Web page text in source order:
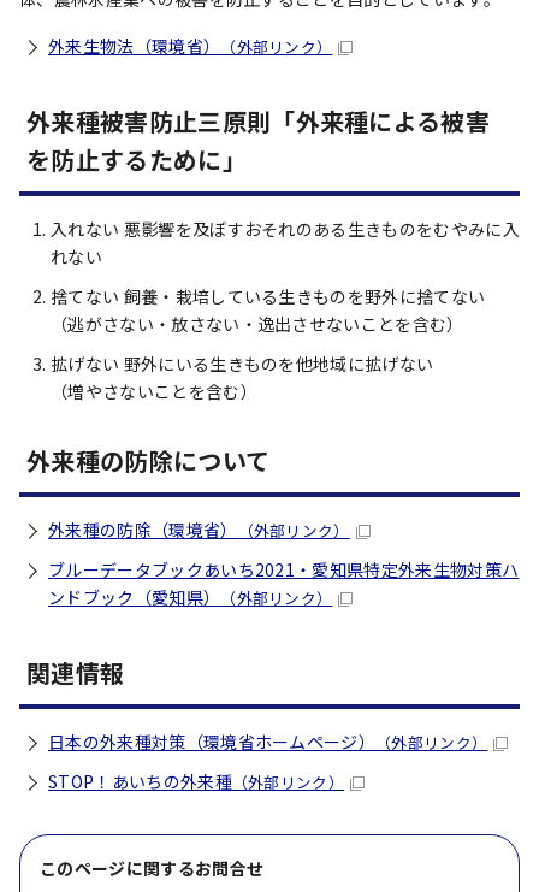
外来生物法（環境省）
（外部リンク）
外来種被害防止三原則「外来種による被害
を防止するために」
入れない 悪影響を及ぼすおそれのある生きものをむやみに入
れない
捨てない 飼養・栽培している生きものを野外に捨てない
（逃がさない・放さない・逸出させないことを含む）
拡げない 野外にいる生きものを他地域に拡げない
（増やさないことを含む）
外来種の防除について
外来種の防除（環境省） （外部リンク）
ブルーデータブックあいち2021・愛知県特定外来生物対策ハ
ンドブック（愛知県）
（外部リンク）
関連情報
日本の外来種対策（環境省ホームページ） （外部リンク）
STOP！あいちの外来種（外部リンク）
このページに関するお問合せ